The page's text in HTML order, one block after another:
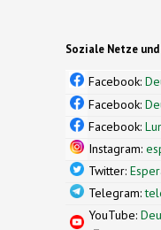
Soziale Netze
Facebook:
Facebook:
Facebook:
Instagram:
Twitter:
Telegram:
YouTube: